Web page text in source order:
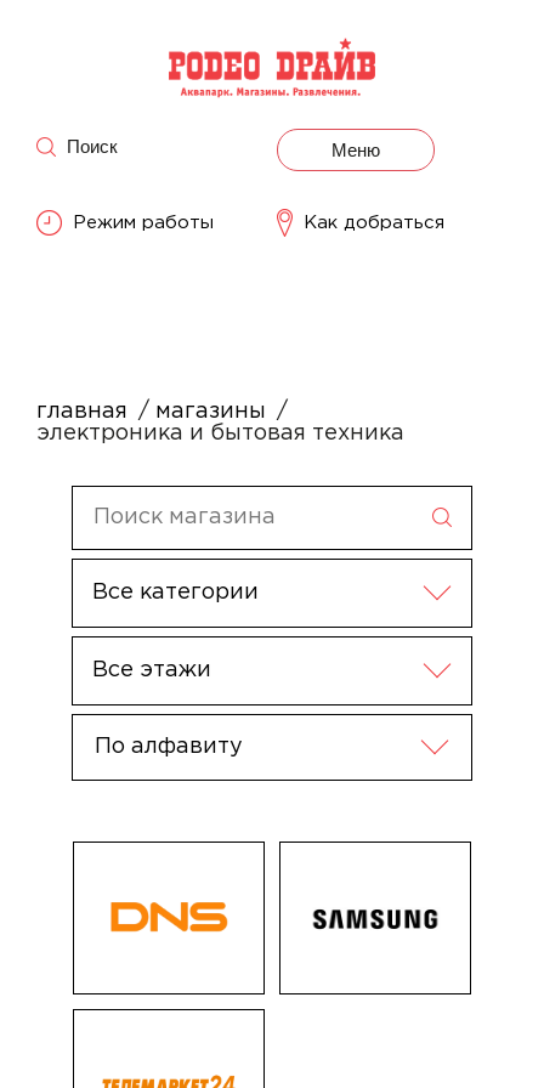
Поиск Меню
Режим работы Как добраться
главная
магазины
электроника и бытовая техника
Все категории
Все этажи
По алфавиту